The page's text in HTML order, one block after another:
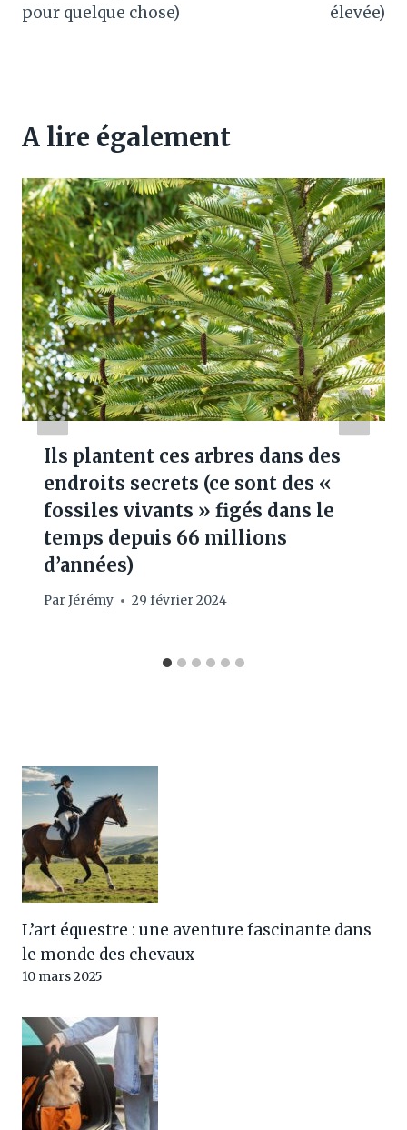
pour quelque chose)
élevée)
A lire également
Ils plantent ces arbres dans des
endroits secrets (ce sont des «
fossiles vivants » figés dans le
temps depuis 66 millions
d’années)
Par Jérémy 29 février 2024
L’art équestre : une aventure fascinante dans
le monde des chevaux
10 mars 2025